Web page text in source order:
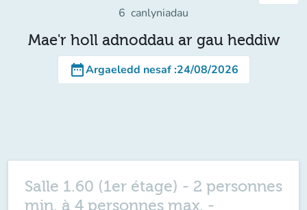
6 canlyniadau
Mae'r holl adnoddau ar gau heddiw
date_rangeArgaeledd nesaf:24/08/2026
Salle 1.60 (1er étage) - 2 personnes
min. à 4 personnes max. -